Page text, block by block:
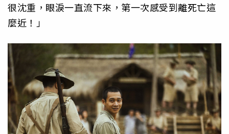
很沈重，眼淚一直流下來，第一次感受到離死亡這
麼近！」